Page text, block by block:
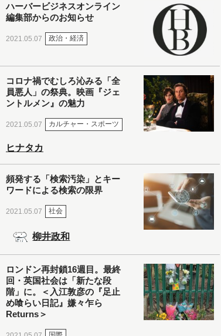
ハーバービジネスオンライン
編集部からのお知らせ
2021.05.07 政治・経済
コロナ禍でむしろ沁みる「全
員悪人」の祭典。映画『ジェ
ントルメン』の魅力
2021.05.07 カルチャー・スポーツ
ヒナタカ
頻発する「検索汚染」とキー
ワードによる検索の限界
2021.05.07 社会
柳井政和
ロンドン再封鎖16週目。最終
回・英国社会は「新たな段
階」に。＜入江敦彦の『足止
め喰らい日記』嫌々乍ら
Returns＞